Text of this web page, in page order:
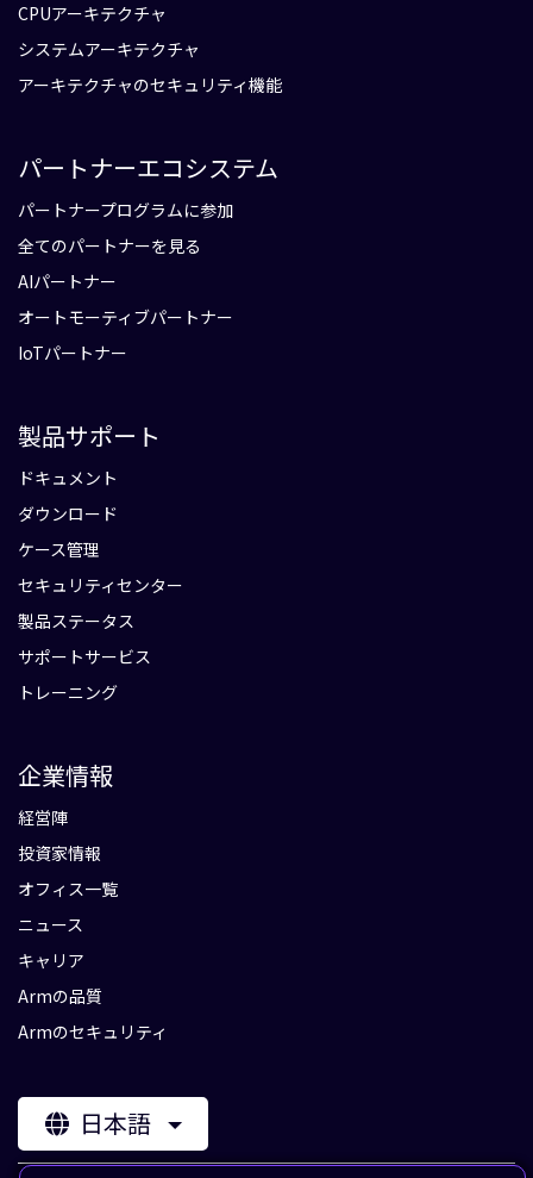
CPUアーキテクチャ
システムアーキテクチャ
アーキテクチャのセキュリティ機能
パートナーエコシステム
パートナープログラムに参加
全てのパートナーを見る
AIパートナー
オートモーティブパートナー
IoTパートナー
製品サポート
ドキュメント
ダウンロード
ケース管理
セキュリティセンター
製品ステータス
サポートサービス
トレーニング
企業情報
経営陣
投資家情報
オフィス一覧
ニュース
キャリア
Armの品質
Armのセキュリティ
日本語